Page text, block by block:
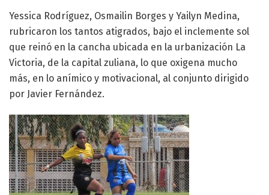
Yessica Rodríguez, Osmailin Borges y Yailyn Medina,
rubricaron los tantos atigrados, bajo el inclemente sol
que reinó en la cancha ubicada en la urbanización La
Victoria, de la capital zuliana, lo que oxigena mucho
más, en lo anímico y motivacional, al conjunto dirigido
por Javier Fernández.